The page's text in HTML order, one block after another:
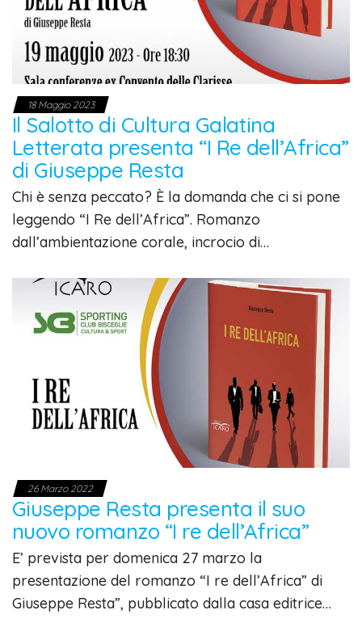
18 Maggio 2023
Il Salotto di Cultura Galatina
Letterata presenta “I Re dell’Africa”
di Giuseppe Resta
Chi è senza peccato? È la domanda che ci si pone
leggendo “I Re dell’Africa”. Romanzo
dall’ambientazione corale, incrocio di…
26 Marzo 2022
Giuseppe Resta presenta il suo
nuovo romanzo “I re dell’Africa”
E’ prevista per domenica 27 marzo la
presentazione del romanzo “I re dell’Africa” di
Giuseppe Resta”, pubblicato dalla casa editrice…